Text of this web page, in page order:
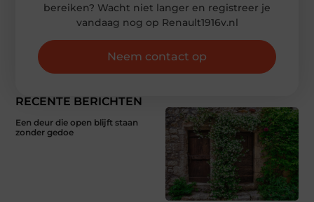
RECENTE BERICHTEN
Een deur die open blijft staan
zonder gedoe
bereiken? Wacht niet langer en registreer je
vandaag nog op Renault1916v.nl
Neem contact op